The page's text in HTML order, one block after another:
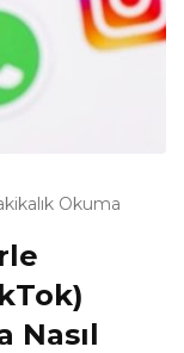
Okuma
Nasıl